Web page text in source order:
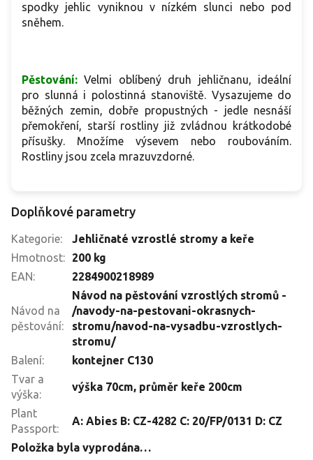
spodky jehlic vyniknou v nízkém slunci nebo pod
sněhem.
Pěstování: Velmi oblíbený druh jehličnanu, ideální
pro slunná i polostinná stanoviště. Vysazujeme do
běžných zemin, dobře propustných - jedle nesnáší
přemokření, starší rostliny již zvládnou krátkodobé
přísušky. Množíme výsevem nebo roubováním.
Rostliny jsou zcela mrazuvzdorné.
Doplňkové parametry
Kategorie:
Jehličnaté vzrostlé stromy a keře
Hmotnost:
200 kg
EAN: 2284900218989
Návod na
pěstování:
Návod na pěstování vzrostlých stromů -
/navody-na-pestovani-okrasnych-
stromu/navod-na-vysadbu-vzrostlych-
stromu/
Balení:
kontejner C130
Tvar a
výška:
výška 70cm, průměr keře 200cm
Plant
Passport:
A: Abies B: CZ-4282 C: 20/FP/0131 D: CZ
Položka byla vyprodána…